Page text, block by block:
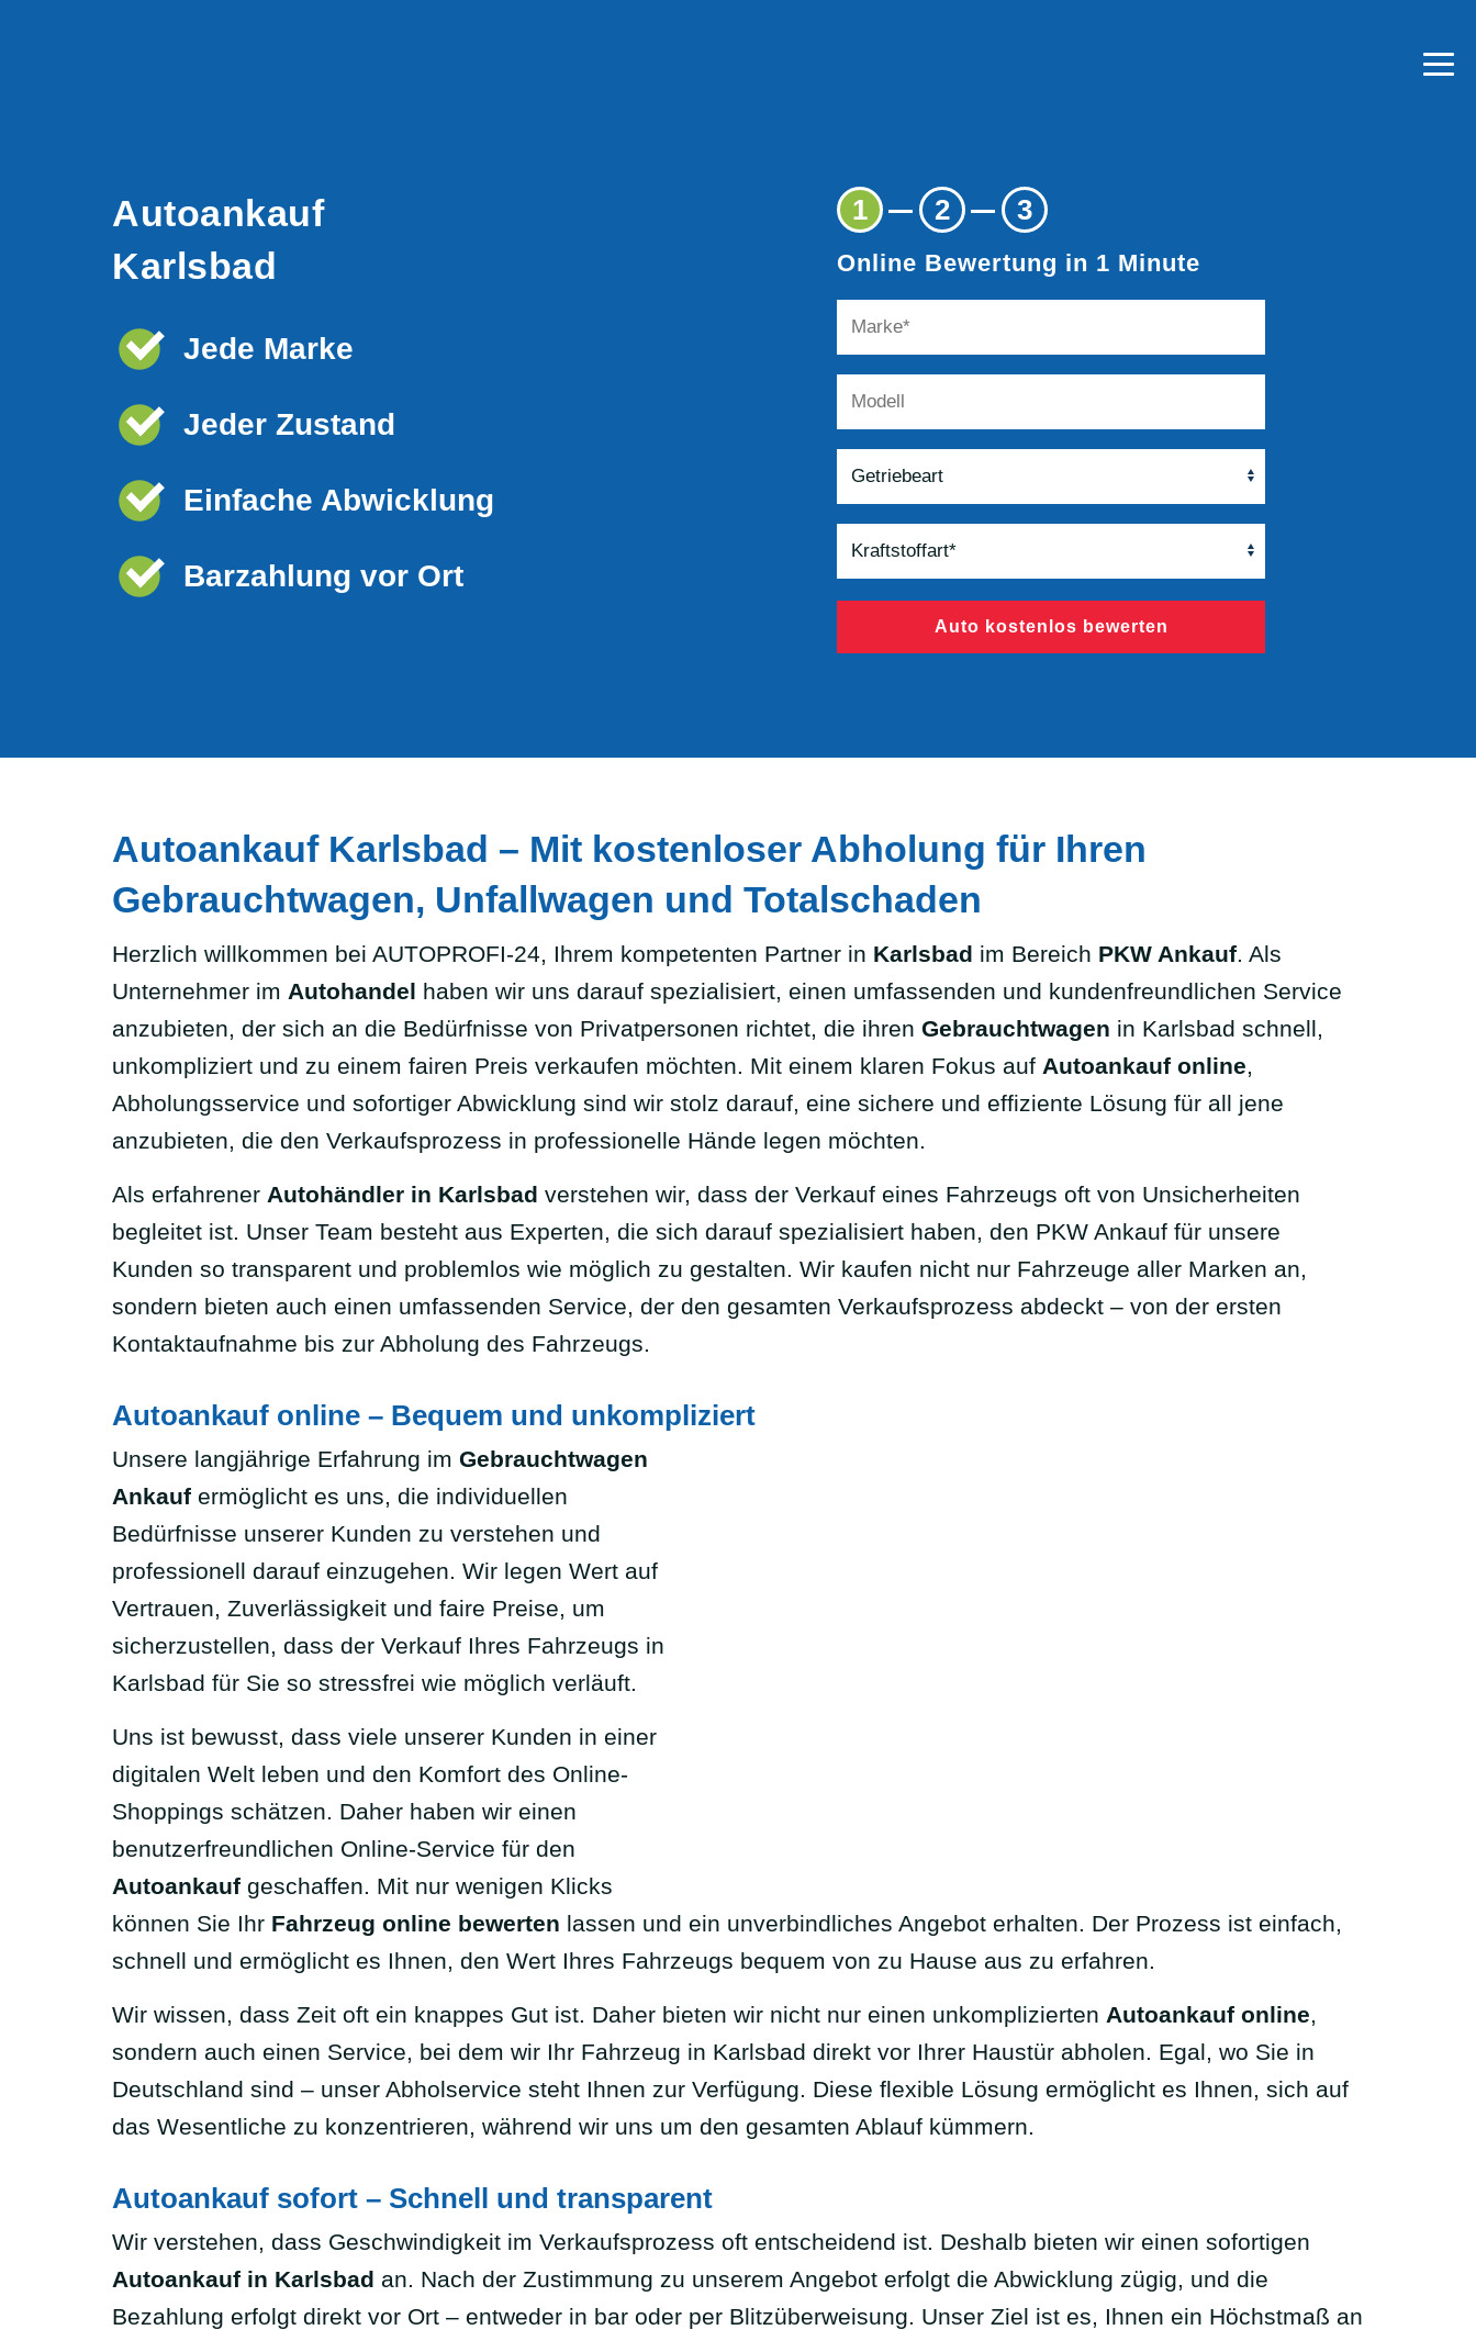
Autoankauf
Karlsbad
Jede Marke
Jeder Zustand
Einfache Abwicklung
Barzahlung vor Ort
1 2 3
Online Bewertung in 1 Minute
Auto kostenlos bewerten
Autoankauf Karlsbad – Mit kostenloser Abholung für Ihren
Gebrauchtwagen, Unfallwagen und Totalschaden
Herzlich willkommen bei AUTOPROFI-24, Ihrem kompetenten Partner in Karlsbad im Bereich PKW Ankauf. Als
Unternehmer im Autohandel haben wir uns darauf spezialisiert, einen umfassenden und kundenfreundlichen Service
anzubieten, der sich an die Bedürfnisse von Privatpersonen richtet, die ihren Gebrauchtwagen in Karlsbad schnell,
unkompliziert und zu einem fairen Preis verkaufen möchten. Mit einem klaren Fokus auf Autoankauf online,
Abholungsservice und sofortiger Abwicklung sind wir stolz darauf, eine sichere und effiziente Lösung für all jene
anzubieten, die den Verkaufsprozess in professionelle Hände legen möchten.
Als erfahrener Autohändler in Karlsbad verstehen wir, dass der Verkauf eines Fahrzeugs oft von Unsicherheiten
begleitet ist. Unser Team besteht aus Experten, die sich darauf spezialisiert haben, den PKW Ankauf für unsere
Kunden so transparent und problemlos wie möglich zu gestalten. Wir kaufen nicht nur Fahrzeuge aller Marken an,
sondern bieten auch einen umfassenden Service, der den gesamten Verkaufsprozess abdeckt – von der ersten
Kontaktaufnahme bis zur Abholung des Fahrzeugs.
Autoankauf online – Bequem und unkompliziert
Unsere langjährige Erfahrung im Gebrauchtwagen
Ankauf ermöglicht es uns, die individuellen
Bedürfnisse unserer Kunden zu verstehen und
professionell darauf einzugehen. Wir legen Wert auf
Vertrauen, Zuverlässigkeit und faire Preise, um
sicherzustellen, dass der Verkauf Ihres Fahrzeugs in
Karlsbad für Sie so stressfrei wie möglich verläuft.
Uns ist bewusst, dass viele unserer Kunden in einer
digitalen Welt leben und den Komfort des Online-
Shoppings schätzen. Daher haben wir einen
benutzerfreundlichen Online-Service für den
Autoankauf geschaffen. Mit nur wenigen Klicks
können Sie Ihr Fahrzeug online bewerten lassen und ein unverbindliches Angebot erhalten. Der Prozess ist einfach,
schnell und ermöglicht es Ihnen, den Wert Ihres Fahrzeugs bequem von zu Hause aus zu erfahren.
Wir wissen, dass Zeit oft ein knappes Gut ist. Daher bieten wir nicht nur einen unkomplizierten Autoankauf online,
sondern auch einen Service, bei dem wir Ihr Fahrzeug in Karlsbad direkt vor Ihrer Haustür abholen. Egal, wo Sie in
Deutschland sind – unser Abholservice steht Ihnen zur Verfügung. Diese flexible Lösung ermöglicht es Ihnen, sich auf
das Wesentliche zu konzentrieren, während wir uns um den gesamten Ablauf kümmern.
Autoankauf sofort – Schnell und transparent
Wir verstehen, dass Geschwindigkeit im Verkaufsprozess oft entscheidend ist. Deshalb bieten wir einen sofortigen
Autoankauf in Karlsbad an. Nach der Zustimmung zu unserem Angebot erfolgt die Abwicklung zügig, und die
Bezahlung erfolgt direkt vor Ort – entweder in bar oder per Blitzüberweisung. Unser Ziel ist es, Ihnen ein Höchstmaß an